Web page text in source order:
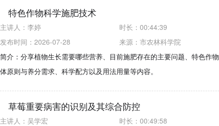
特色作物科学施肥技术
主讲人： 李婷 时长： 00:44:39
发布时间：2026-07-28
来源： 市农林科学院
简介：分享植物生长需要哪些营养、目前施肥存在的主要问题、特色作
体原则与养分需求、科学配方以及用法用量等内容。
草莓重要病害的识别及其综合防控
主讲人： 吴学宏 时长： 00:49:58